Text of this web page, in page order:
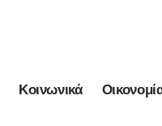
Κοινωνικά